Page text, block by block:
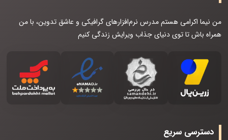
من نیما اکرامی هستم مدرس نرم‌افزارهای گرافیکی و عاشق تدوین، با من
همراه باش تا توی دنیای جذاب ویرایش زندگی کنیم
دسترسی سریع